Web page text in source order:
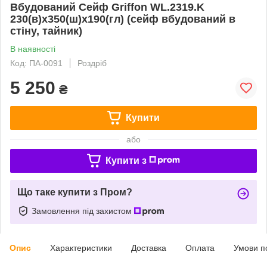
Вбудований Сейф Griffon WL.2319.K
230(в)х350(ш)х190(гл) (сейф вбудований в
стіну, тайник)
В наявності
Код: ПА-0091
Роздріб
5 250 ₴
Купити
або
Купити з
Що таке купити з Пром?
Замовлення під захистом
Опис Характеристики Доставка Оплата Умови